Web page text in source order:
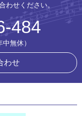
わせください。
484
無休）
わせ